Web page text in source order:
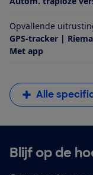
Opvallende
GPS-tracker |
Met app
Alle
Blijf op de